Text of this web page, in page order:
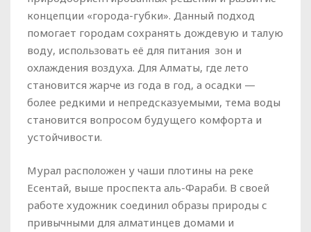
концепции «города-губки». Данный подход
помогает городам сохранять дождевую и талую
воду, использовать её для питания зон и
охлаждения воздуха. Для Алматы, где лето
становится жарче из года в год, а осадки —
более редкими и непредсказуемыми, тема воды
становится вопросом будущего комфорта и
устойчивости.
Мурал расположен у чаши плотины на реке
Есентай, выше проспекта аль-Фараби. В своей
работе художник соединил образы природы с
привычными для алматинцев домами и